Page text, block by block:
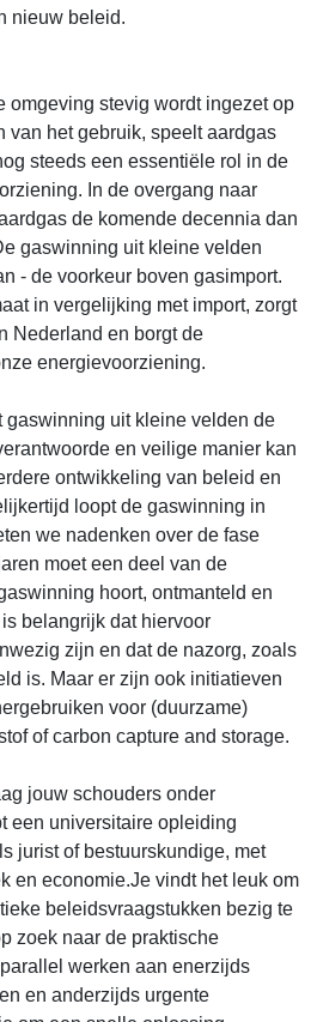
nieuw beleid.
omgeving stevig wordt ingezet op
van het gebruik, speelt aardgas
steeds een essentiële rol in de
In de overgang naar
de komende decennia dan
gaswinning uit kleine velden
- de voorkeur boven gasimport.
in vergelijking met import, zorgt
Nederland en borgt de
energievoorziening.
gaswinning uit kleine velden de
en veilige manier kan
ontwikkeling van beleid en
loopt de gaswinning in
we nadenken over de fase
moet een deel van de
hoort, ontmanteld en
belangrijk dat hiervoor
zijn en dat de nazorg, zoals
is. Maar er zijn ook initiatieven
voor (duurzame)
of carbon capture and storage.
jouw schouders onder
een universitaire opleiding
jurist of bestuurskundige, met
en economie.Je vindt het leuk om
beleidsvraagstukken bezig te
zoek naar de praktische
werken aan enerzijds
en anderzijds urgente